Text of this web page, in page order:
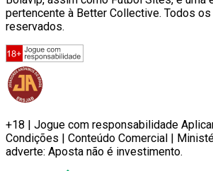
pertencente à Better Collective. Todos
reservados.
+18 | Jogue com responsabilidade
Condições | Conteúdo Comercial |
adverte: Aposta não é investimento.